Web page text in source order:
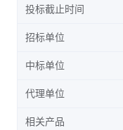
投标截止时间
招标单位
中标单位
代理单位
相关产品